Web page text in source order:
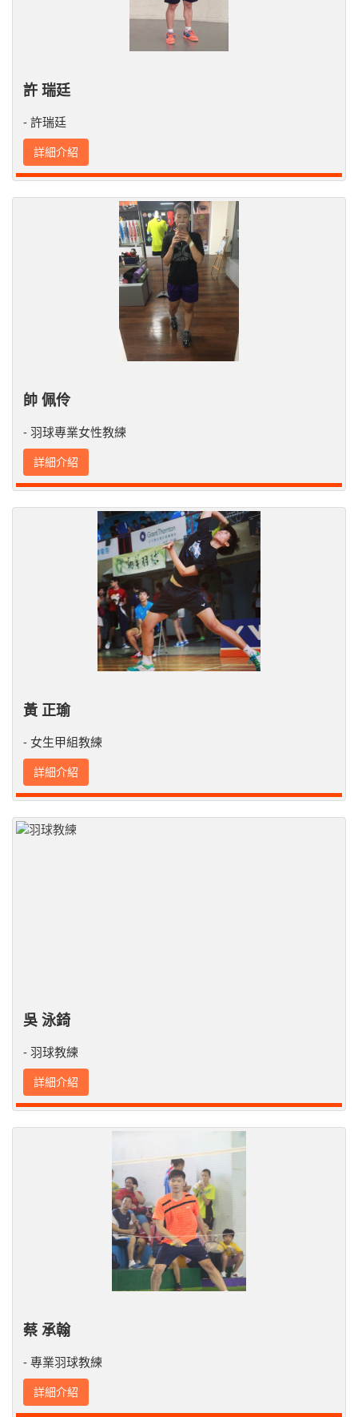
許 瑞廷
- 許瑞廷
詳細介紹
帥 佩伶
- 羽球專業女性教練
詳細介紹
黃 正瑜
- 女生甲組教練
詳細介紹
吳 泳錡
- 羽球教練
詳細介紹
蔡 承翰
- 專業羽球教練
詳細介紹